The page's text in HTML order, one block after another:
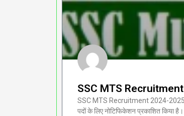
SSC MTS Recruitment
SSC MTS Recruitment 2024-2025
पदों के लिए नोटिफिकेशन प्रकाशित किया